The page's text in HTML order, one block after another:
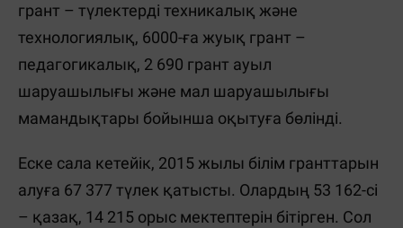
грант – түлектерді техникалық және
технологиялық, 6000-ға жуық грант –
педагогикалық, 2 690 грант ауыл
шаруашылығы және мал шаруашылығы
мамандықтары бойынша оқытуға бөлінді.
Еске сала кетейік, 2015 жылы білім гранттарын
алуға 67 377 түлек қатысты. Олардың 53 162-сі
– қазақ, 14 215 орыс мектептерін бітірген. Сол